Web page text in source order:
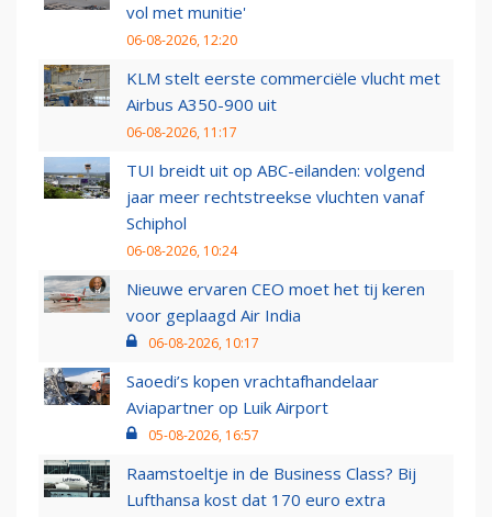
vol met munitie'
06-08-2026, 12:20
KLM stelt eerste commerciële vlucht met
Airbus A350-900 uit
06-08-2026, 11:17
TUI breidt uit op ABC-eilanden: volgend
jaar meer rechtstreekse vluchten vanaf
Schiphol
06-08-2026, 10:24
Nieuwe ervaren CEO moet het tij keren
voor geplaagd Air India
06-08-2026, 10:17
Saoedi’s kopen vrachtafhandelaar
Aviapartner op Luik Airport
05-08-2026, 16:57
Raamstoeltje in de Business Class? Bij
Lufthansa kost dat 170 euro extra